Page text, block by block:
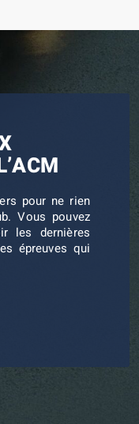
pour ne rien
Vous pouvez
les dernières
épreuves qui